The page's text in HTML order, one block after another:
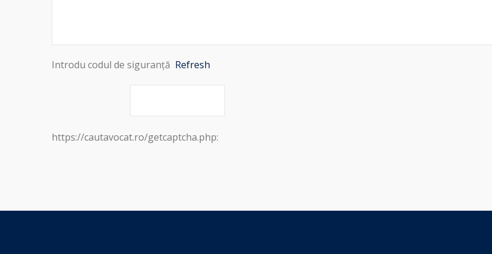
Introdu codul de siguranță Refresh
https://cautavocat.ro/getcaptcha.php: